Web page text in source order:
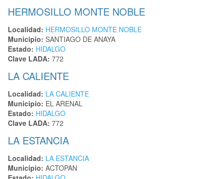
HERMOSILLO MONTE NOBLE
Localidad: HERMOSILLO MONTE NOBLE
Municipio: SANTIAGO DE ANAYA
Estado: HIDALGO
Clave LADA: 772
LA CALIENTE
Localidad: LA CALIENTE
Municipio: EL ARENAL
Estado: HIDALGO
Clave LADA: 772
LA ESTANCIA
Localidad: LA ESTANCIA
Municipio: ACTOPAN